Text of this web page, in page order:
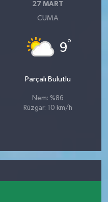
27 MART
CUMA
9°
Parçalı Bulutlu
Nem: %86
Rüzgar: 10 km/h